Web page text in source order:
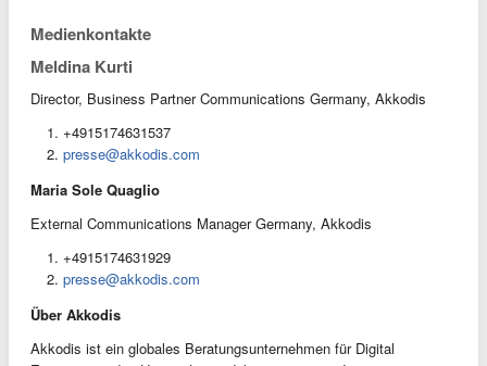
Medienkontakte
Meldina Kurti
Director, Business Partner Communications Germany, Akkodis
+4915174631537
presse@akkodis.com
Maria Sole Quaglio
External Communications Manager Germany, Akkodis
+4915174631929
presse@akkodis.com
Über Akkodis
Akkodis ist ein globales Beratungsunternehmen für Digital